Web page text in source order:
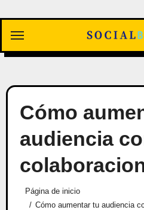
contenido
Cómo
audiencia
Página de inicio
Cómo aumentar tu audiencia